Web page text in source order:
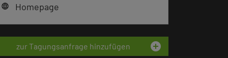
language Homepage
zur Tagungsanfrage hinzufügen add_circle